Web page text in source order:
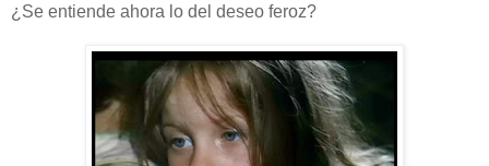
¿Se entiende ahora lo del deseo feroz?